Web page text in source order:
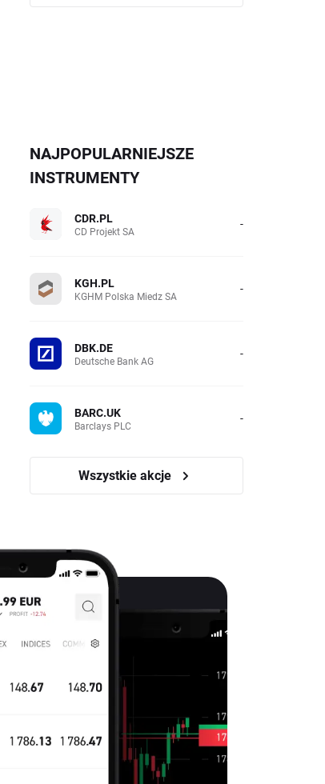
NAJPOPULARNIEJSZE
INSTRUMENTY
CDR.PL
CD Projekt SA -
KGH.PL
KGHM Polska Miedz SA -
DBK.DE
Deutsche Bank AG -
BARC.UK
Barclays PLC -
Wszystkie akcje